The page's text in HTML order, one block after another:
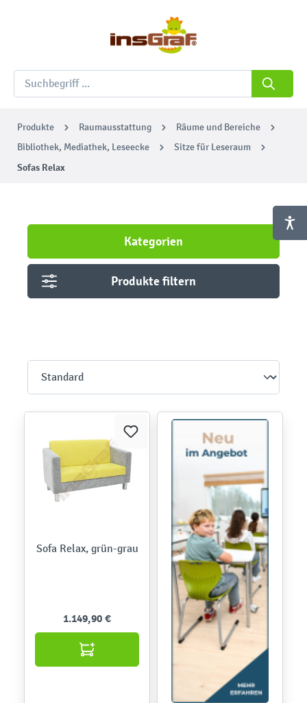
Produkte Raumausstattung
Räume und Bereiche
Bibliothek, Mediathek, Leseecke
Sitze für Leseraum
Sofas Relax
Kategorien
Produkte filtern
Sofa Relax, grün-grau
1.149,90 €